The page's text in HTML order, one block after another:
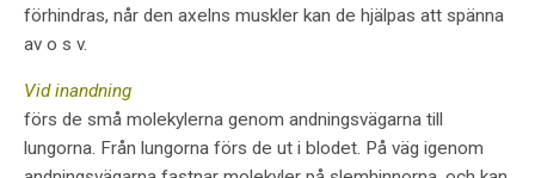
förhindras, når den axelns muskler kan de hjälpas att spänna
av o s v.
Vid inandning
förs de små molekylerna genom andningsvägarna till
lungorna. Från lungorna förs de ut i blodet. På väg igenom